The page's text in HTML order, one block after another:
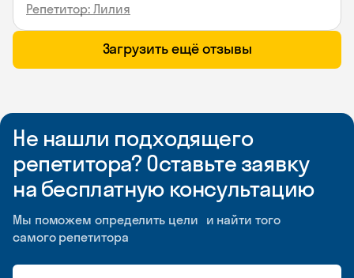
Репетитор: Лилия
Загрузить ещё отзывы
Не нашли подходящего
репетитора? Оставьте заявку
на бесплатную консультацию
Мы поможем определить цели и найти того
самого репетитора